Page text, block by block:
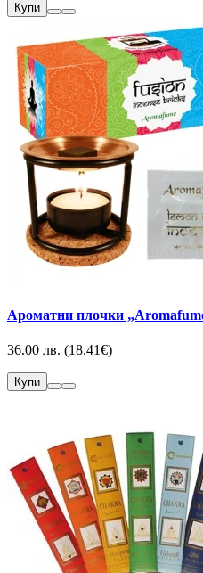
Купи
Ароматни плочки
36.00 лв. (18.41€)
Купи